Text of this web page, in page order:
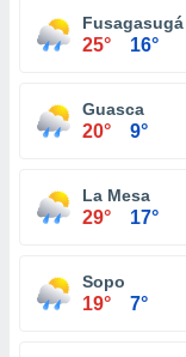
Fusagasugá
25° 16°
Guasca
20° 9°
La Mesa
29° 17°
Sopo
19° 7°